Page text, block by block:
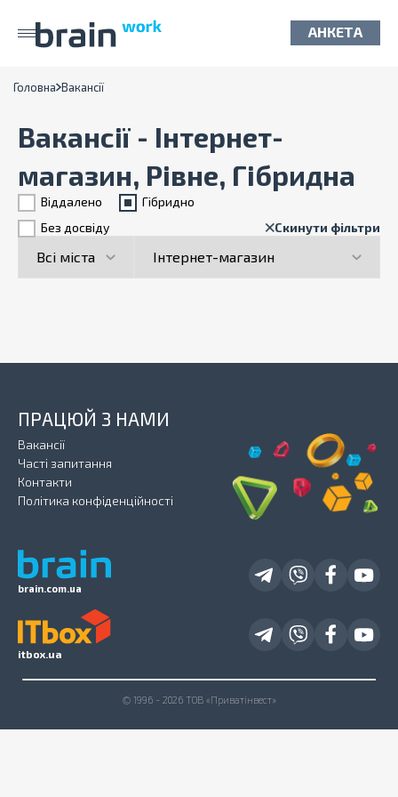
АНКЕТА
Головна Вакансії
Вакансії - Інтернет-
магазин, Рівне, Гібридна
Віддалено
Гiбридно
Без досвіду
Скинути фільтри
brain.com.ua
ПРАЦЮЙ З НАМИ
Вакансії
Часті запитання
Контакти
Політика конфіденційності
itbox.ua
© 1996 - 2026 ТОВ «Приватінвест»